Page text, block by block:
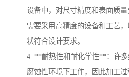
设备中，对尺寸精度和表面质
需要采用高精度的设备和工艺
状符合设计要求。
4. **耐热性和耐化学性**：许
腐蚀性环境下工作，因此加工